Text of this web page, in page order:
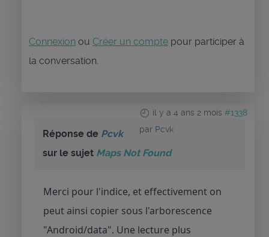
Connexion ou Créer un compte pour participer à
la conversation.
il y a 4 ans 2 mois #1338
par Pcvk
Réponse de Pcvk
sur le sujet Maps Not Found
Merci pour l'indice, et effectivement on
peut ainsi copier sous l'arborescence
"Android/data". Une lecture plus